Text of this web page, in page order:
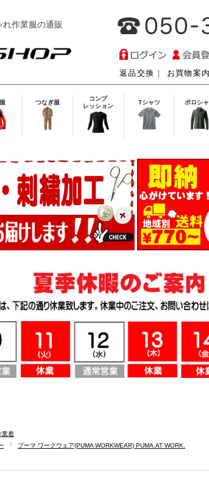
作業服の通販
返品交換 ｜ お買物案内
つなぎ服
コンプ
レッション
Tシャツ ポロシ
業着
プーマ ワークウェア(PUMA WORKWEAR) PUMA.AT WORK.